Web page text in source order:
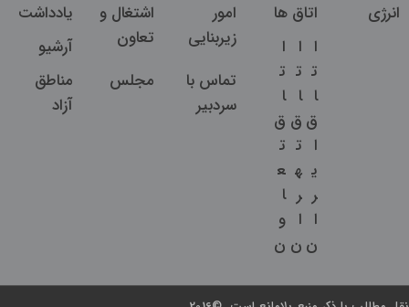
انرژی
اتاق ها
ا
ت
ا
ق
ا
ی
ر
ا
ن
ا
ت
ا
ق
ت
ه
ر
ا
ن
ا
ت
ا
ق
ت
ع
ا
و
ن
امور
زیربنایی
اشتغال و
تعاون
یادداشت
آرشیو
تماس با
سردبیر
مجلس
مناطق
آزاد